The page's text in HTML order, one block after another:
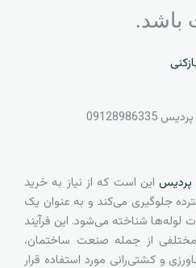
باشد.
پردیس09128986335
پردیساین است که از نیاز به خرید
جلوگیری می‌کند و به عنوان یک
لوله‌ها شناخته می‌شود. این فرآیند
از جمله صنعت ساختمان،
و کشتی‌رانی مورد استفاده قرار